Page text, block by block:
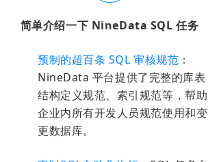
简单介绍一下 NineData SQL 任务
预制的超百条 SQL 审核规范 ：
NineData 平台提供了完整的库表
结构定义规范、索引规范等，帮助
企业内所有开发人员规范使用和变
更数据库。